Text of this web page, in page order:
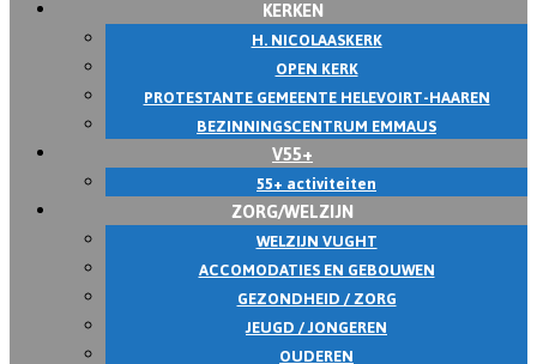
KERKEN
H. NICOLAASKERK
OPEN KERK
PROTESTANTE GEMEENTE HELEVOIRT-HAAREN
BEZINNINGSCENTRUM EMMAUS
V55+
55+ activiteiten
ZORG/WELZIJN
WELZIJN VUGHT
ACCOMODATIES EN GEBOUWEN
GEZONDHEID / ZORG
JEUGD / JONGEREN
OUDEREN